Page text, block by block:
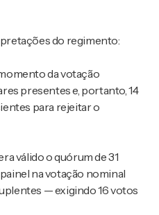
do regimento:
da votação
presentes e, portanto, 14
para rejeitar o
válido o quórum de 31
na votação nominal
— exigindo 16 votos